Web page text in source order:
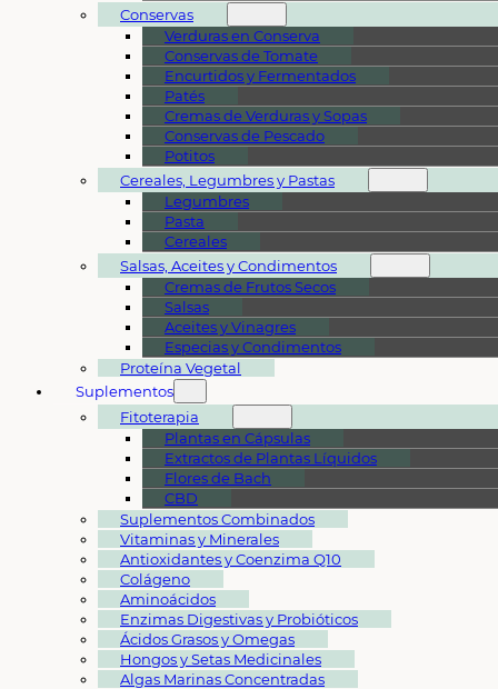
Conservas
Verduras en Conserva
Conservas de Tomate
Encurtidos y Fermentados
Patés
Cremas de Verduras y Sopas
Conservas de Pescado
Potitos
Cereales, Legumbres y Pastas
Legumbres
Pasta
Cereales
Salsas, Aceites y Condimentos
Cremas de Frutos Secos
Salsas
Aceites y Vinagres
Especias y Condimentos
Proteína Vegetal
Suplementos
Fitoterapia
Plantas en Cápsulas
Extractos de Plantas Líquidos
Flores de Bach
CBD
Suplementos Combinados
Vitaminas y Minerales
Antioxidantes y Coenzima Q10
Colágeno
Aminoácidos
Enzimas Digestivas y Probióticos
Ácidos Grasos y Omegas
Hongos y Setas Medicinales
Algas Marinas Concentradas